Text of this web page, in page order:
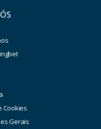
Cookies
Gerais